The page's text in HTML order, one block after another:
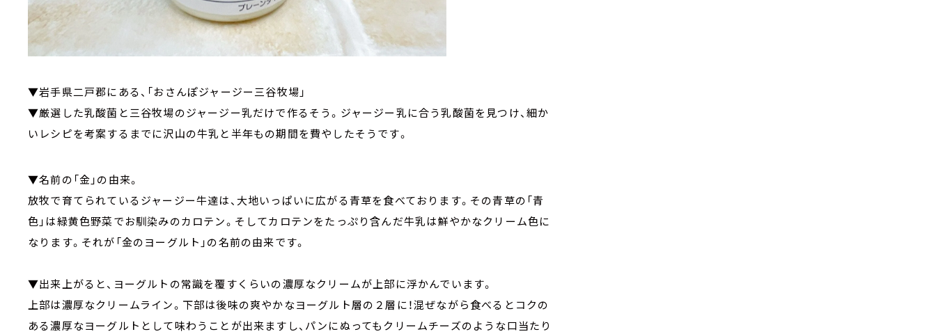
▼岩手県二戸郡にある、「おさんぽジャージー三谷牧場」
▼厳選した乳酸菌と三谷牧場のジャージー乳だけで作るそう。ジャージー乳に合う乳酸菌を見つけ、細か
いレシピを考案するまでに沢山の牛乳と半年もの期間を費やしたそうです。
▼名前の「金」の由来。
放牧で育てられているジャージー牛達は、大地いっぱいに広がる青草を食べております。その青草の「青
色」は緑黄色野菜でお馴染みのカロテン。そしてカロテンをたっぷり含んだ牛乳は鮮やかなクリーム色に
なります。それが「金のヨーグルト」の名前の由来です。
▼出来上がると、ヨーグルトの常識を覆すくらいの濃厚なクリームが上部に浮かんでいます。
上部は濃厚なクリームライン。下部は後味の爽やかなヨーグルト層の２層に！混ぜながら食べるとコクの
ある濃厚なヨーグルトとして味わうことが出来ますし、パンにぬってもクリームチーズのような口当たり